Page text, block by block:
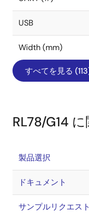
USB
Width (mm)
すべてを見る
RL78/G14
製品選択
ドキュメント
サンプルリクエスト